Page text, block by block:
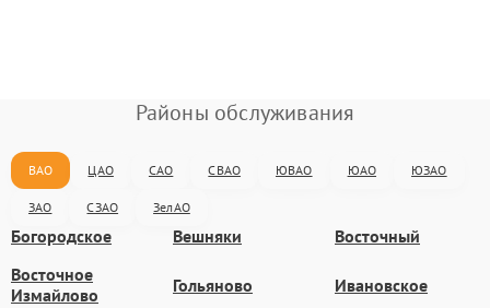
Районы обслуживания
ВАО ЦАО САО СВАО ЮВАО ЮАО ЮЗАО
ЗАО СЗАО ЗелАО
Богородское Вешняки
Восточный
Восточное
Измайлово
Гольяново Ивановское